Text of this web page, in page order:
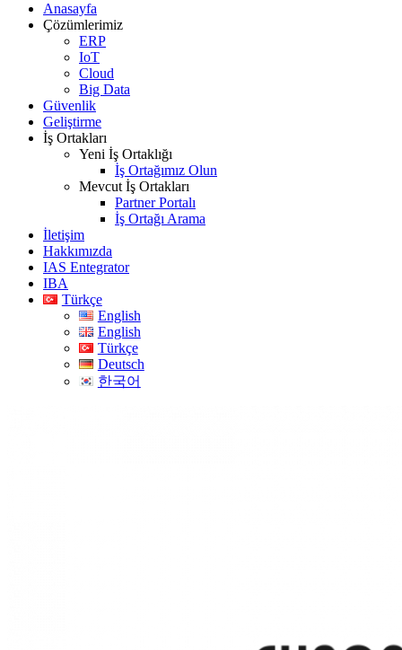
Anasayfa
Çözümlerimiz
ERP
IoT
Cloud
Big Data
Güvenlik
Geliştirme
İş Ortakları
Yeni İş Ortaklığı
İş Ortağımız Olun
Mevcut İş Ortakları
Partner Portalı
İş Ortağı Arama
İletişim
Hakkımızda
IAS Entegrator
IBA
Türkçe
English
English
Türkçe
Deutsch
한국어